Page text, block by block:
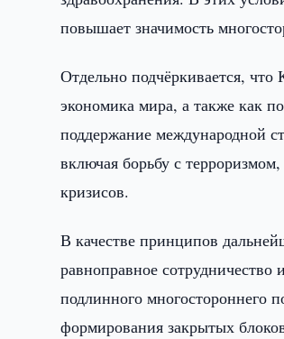
повышает значимость
Отдельно подчёркивается,
экономика мира, а также как
поддержание международной
включая борьбу с
кризисов.
В качестве принципов
равноправное
подлинного многостороннего
формирования закрытых